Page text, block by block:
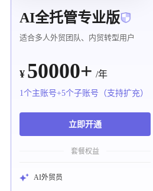
AI全托管专业版
适合多人外贸团队、内贸转型用户
¥ 50000+ /年
1个主账号+5个子账号（支持扩充）
立即开通
套餐权益
AI外贸员